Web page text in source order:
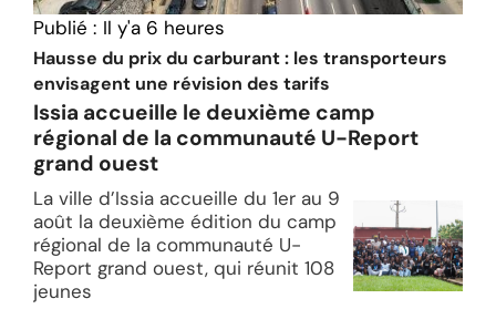
Publié : Il y'a 6 heures
Hausse du prix du carburant : les transporteurs
envisagent une révision des tarifs
Issia accueille le deuxième camp
régional de la communauté U-Report
grand ouest
La ville d’Issia accueille du 1er au 9
août la deuxième édition du camp
régional de la communauté U-
Report grand ouest, qui réunit 108
jeunes